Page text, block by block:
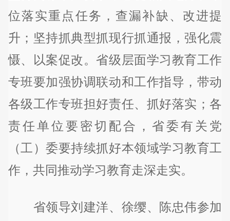
位落实重点任务，查漏补缺、改进提
升；坚持抓典型抓现行抓通报，强化震
慑、以案促改。省级层面学习教育工作
专班要加强协调联动和工作指导，带动
各级工作专班担好责任、抓好落实；各
责任单位要密切配合，省委有关党
（工）委要持续抓好本领域学习教育工
作，共同推动学习教育走深走实。
省领导刘建洋、徐缨、陈忠伟参加